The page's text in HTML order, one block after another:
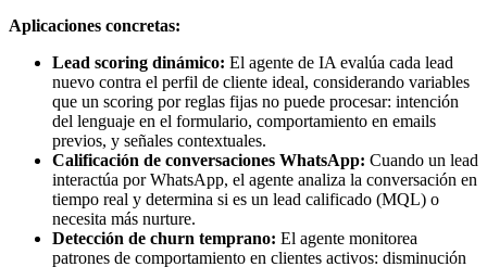
Aplicaciones concretas:
Lead scoring dinámico: El agente de IA evalúa cada lead
nuevo contra el perfil de cliente ideal, considerando variables
que un scoring por reglas fijas no puede procesar: intención
del lenguaje en el formulario, comportamiento en emails
previos, y señales contextuales.
Calificación de conversaciones WhatsApp: Cuando un lead
interactúa por WhatsApp, el agente analiza la conversación en
tiempo real y determina si es un lead calificado (MQL) o
necesita más nurture.
Detección de churn temprano: El agente monitorea
patrones de comportamiento en clientes activos: disminución